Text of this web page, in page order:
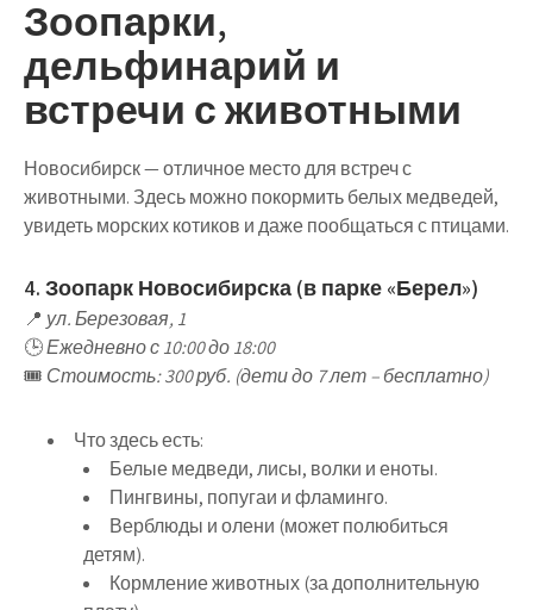
Зоопарки,
дельфинарий и
встречи с животными
Новосибирск — отличное место для встреч с
животными. Здесь можнопокормить белых медведей,
увидеть морских котиков и даже пообщаться с птицами.
4. Зоопарк Новосибирска (в парке «Берел»)
📍 ул. Березовая, 1
🕒Ежедневно с 10:00 до 18:00
🎟 Стоимость: 300 руб. (дети до 7 лет – бесплатно)
Что здесь есть:
Белые медведи, лисы, волки и еноты.
Пингвины, попугаи и фламинго.
Верблюды и олени (может полюбиться
детям).
Кормление животных(за дополнительную